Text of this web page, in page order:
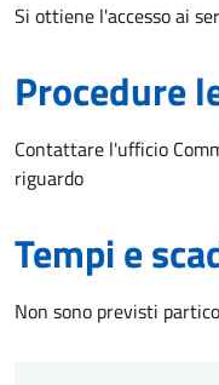
Si ottiene l'accesso ai
Procedure
Contattare l'ufficio
riguardo
Tempi e
Non sono previsti